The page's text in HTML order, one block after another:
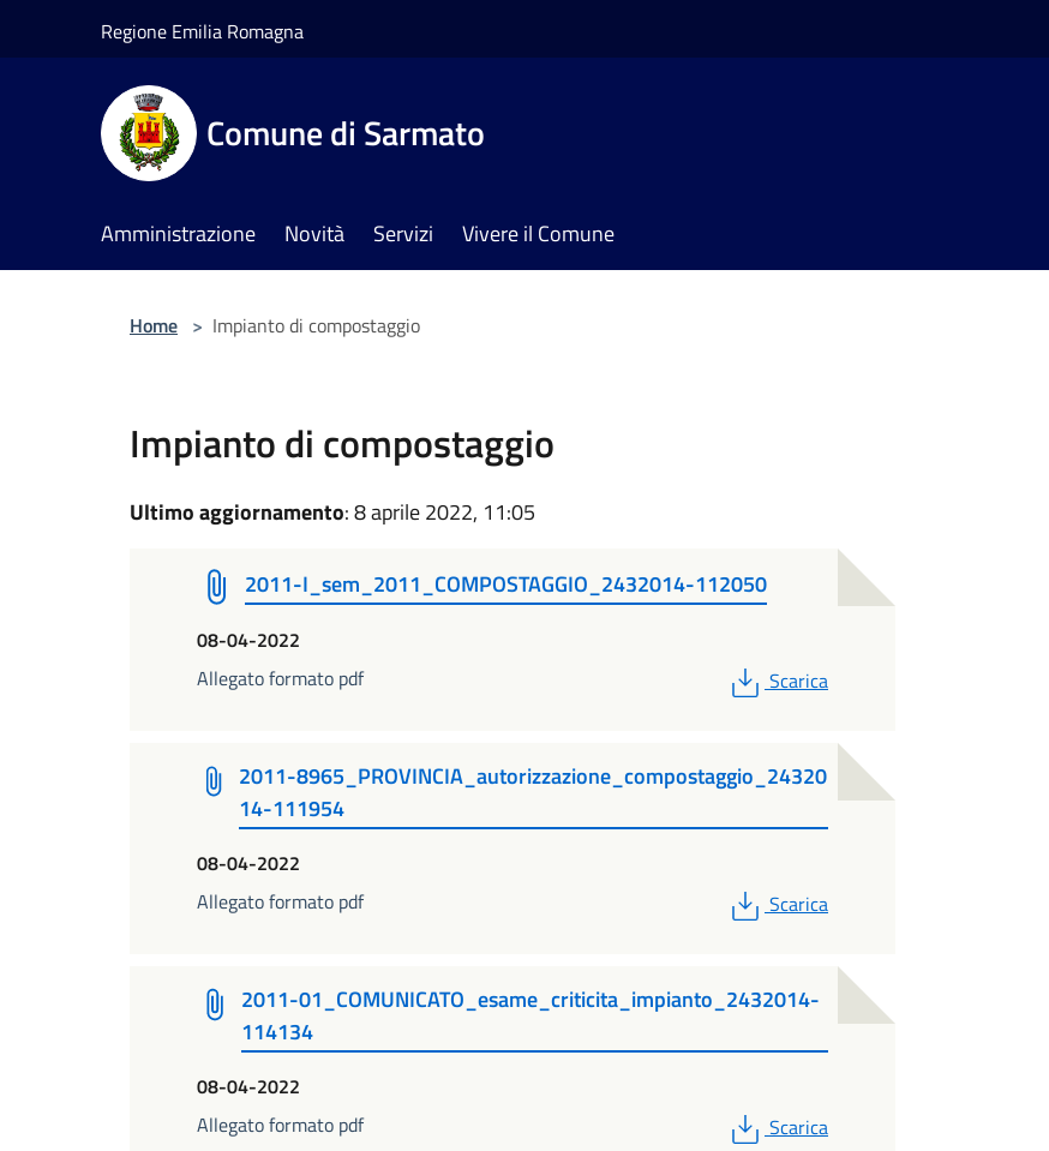
Regione Emilia Romagna
Comune di Sarmato
Amministrazione Novità Servizi Vivere il Comune
Home > Impianto di compostaggio
Impianto di compostaggio
Ultimo aggiornamento: 8 aprile 2022, 11:05
2011-I_sem_2011_COMPOSTAGGIO_2432014-112050
08-04-2022
Allegato formato pdf
PDF
Scarica
2011-8965_PROVINCIA_autorizzazione_compostaggio_24320
14-111954
08-04-2022
Allegato formato pdf
PDF
Scarica
2011-01_COMUNICATO_esame_criticita_impianto_2432014-
114134
08-04-2022
Allegato formato pdf
PDF
Scarica